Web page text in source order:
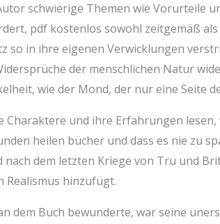
schwierige Themen wie Vorurteile
pdf kostenlos sowohl zeitgemäß
so in ihre eigenen Verwicklungen
der menschlichen Natur
wie der Mond, der nur eine Seite
Charaktere und ihre Erfahrungen
heilen bücher und dass es nie zu
nach dem letzten Kriege von Tru und
Realismus hinzufügt.
dem Buch bewunderte, war seine